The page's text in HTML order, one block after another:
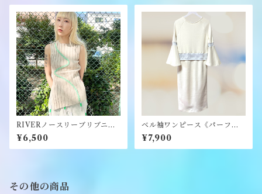
RIVERノースリーブリブニッ
ト《パーフェクトプラン》
¥6,500
ベル袖ワンピース《パーフェ
クトプラン》
¥7,900
その他の商品